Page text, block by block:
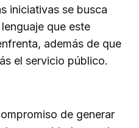
iniciativas se busca
que este
además de que
el servicio público.
de generar